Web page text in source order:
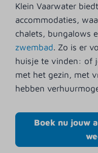
Klein Vaarwater
accommodaties,
chalets, bungalows
zwembad. Zo is er
huisje te vinden: of
met het gezin, met
hebben
Boek nu jouw